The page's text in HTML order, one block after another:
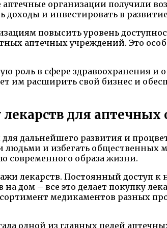
организации получили
и инвестировать в
повысить уровень
аптечных учреждений. Это
роль в сфере здравоохранения
им расширить свой бизнес и
для аптечных
дальнейшего развития и
и избегать общественных
современного образа жизни.
лекарств. Постоянный доступ
дом – все это делает покупку
медикаментов разных
одной из главных целей